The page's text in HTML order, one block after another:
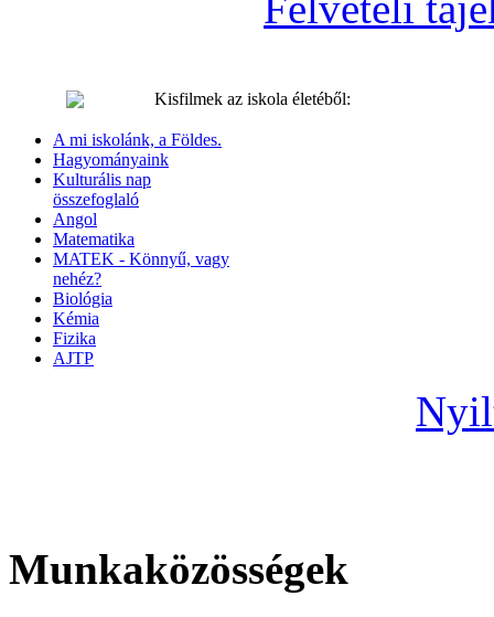
Kisfilmek az iskola életéből:
A mi iskolánk, a Földes.
Hagyományaink
Kulturális nap
összefoglaló
Angol
Matematika
MATEK - Könnyű, vagy
nehéz?
Biológia
Kémia
Fizika
AJTP
Munkaközösségek